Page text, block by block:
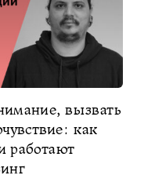
вызвать
как
работают